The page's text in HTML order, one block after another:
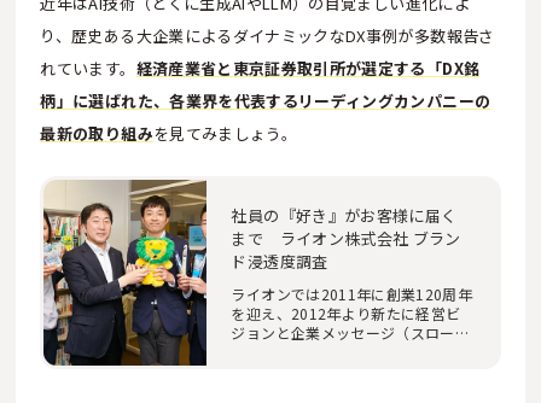
り、歴史ある大企業によるダイナミックなDX事例が多数報告さ
れています。 経済産業省と東京証券取引所が選定する「DX銘
柄」に選ばれた、各業界を代表するリーディングカンパニーの
最新の取り組みを見てみましょう。
社員の『好き』がお客様に届く
まで ライオン株式会社 ブラン
ド浸透度調査
ライオンでは2011年に創業120周年
を迎え、2012年より新たに経営ビ
ジョンと企業メッセージ（スローガ